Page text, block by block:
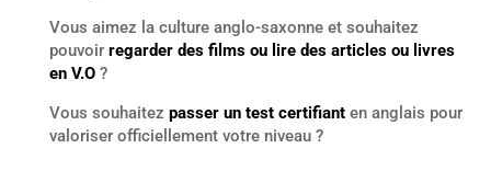
Vous aimez la culture anglo-saxonne et souhaitez
pouvoir regarder des films ou lire des articles ou livres
en V.O?
Vous souhaitez passer un test certifianten anglais pour
valoriser officiellement votre niveau ?